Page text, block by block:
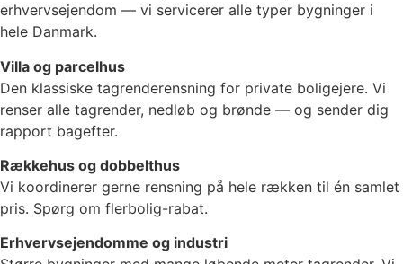
erhvervsejendom — vi servicerer alle typer bygninger i
hele Danmark.
Villa og parcelhus
Den klassiske tagrenderensning for private boligejere. Vi
renser alle tagrender, nedløb og brønde — og sender dig
rapport bagefter.
Rækkehus og dobbelthus
Vi koordinerer gerne rensning på hele rækken til én samlet
pris. Spørg om flerbolig-rabat.
Erhvervsejendomme og industri